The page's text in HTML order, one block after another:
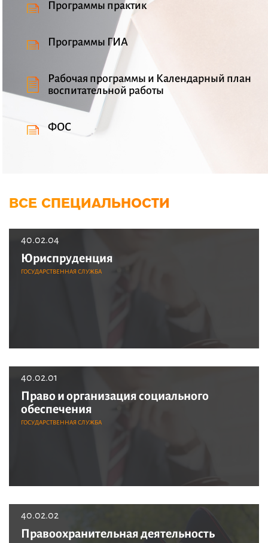
Программы практик
Программы ГИА
Рабочая программы и Календарный план
воспитательной работы
ФОС
ВСЕ СПЕЦИАЛЬНОСТИ
40.02.04
Юриспруденция
ГОСУДАРСТВЕННАЯ СЛУЖБА
40.02.01
Право и организация социального
обеспечения
ГОСУДАРСТВЕННАЯ СЛУЖБА
40.02.02
Правоохранительная деятельность